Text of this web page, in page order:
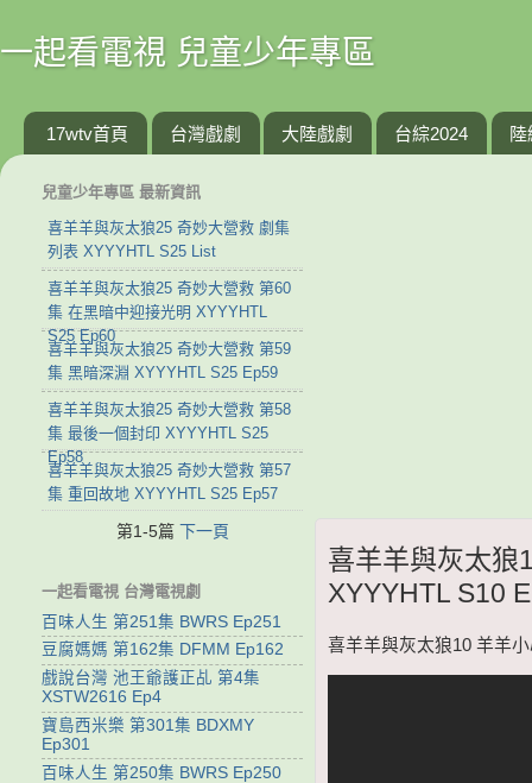
一起看電視 兒童少年專區
17wtv首頁 台灣戲劇 大陸戲劇 台綜2024 陸
喜羊羊與灰太狼
XYYYHTL S10
喜羊羊與灰太狼10 羊羊
兒童少年專區 最新資訊
喜羊羊與灰太狼25 奇妙大營救 劇集
列表 XYYYHTL S25 List
喜羊羊與灰太狼25 奇妙大營救 第60
集 在黑暗中迎接光明 XYYYHTL
S25 Ep60
喜羊羊與灰太狼25 奇妙大營救 第59
集 黑暗深淵 XYYYHTL S25 Ep59
喜羊羊與灰太狼25 奇妙大營救 第58
集 最後一個封印 XYYYHTL S25
Ep58
喜羊羊與灰太狼25 奇妙大營救 第57
集 重回故地 XYYYHTL S25 Ep57
第1-5篇 下一頁
一起看電視 台灣電視劇
百味人生 第251集 BWRS Ep251
豆腐媽媽 第162集 DFMM Ep162
戲說台灣 池王爺護正乩 第4集
XSTW2616 Ep4
寶島西米樂 第301集 BDXMY
Ep301
百味人生 第250集 BWRS Ep250